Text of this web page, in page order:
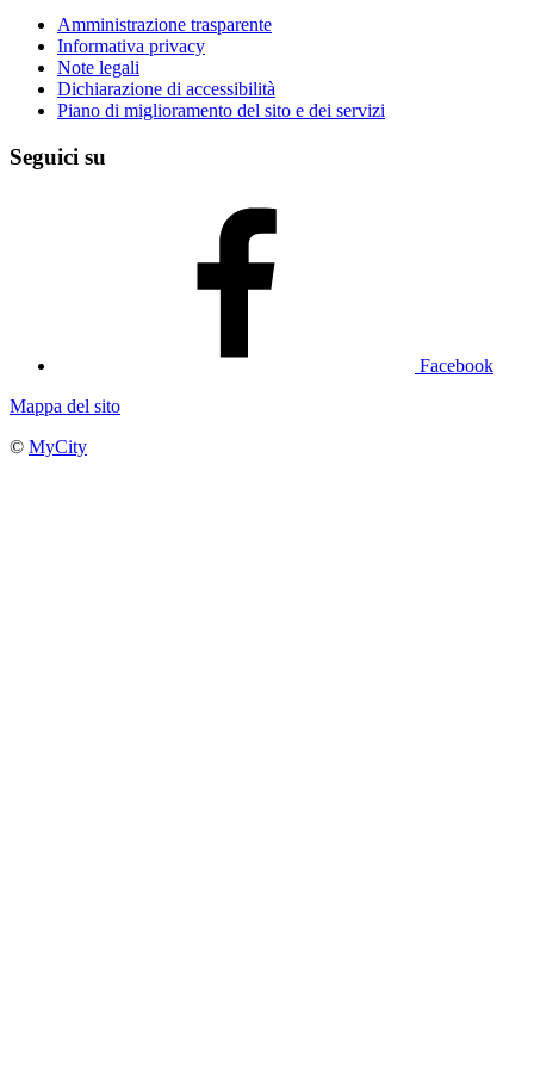
Amministrazione trasparente
Informativa privacy
Note legali
Dichiarazione di accessibilità
Piano di miglioramento del sito e dei servizi
Seguici su
Facebook
Mappa del sito
© MyCity